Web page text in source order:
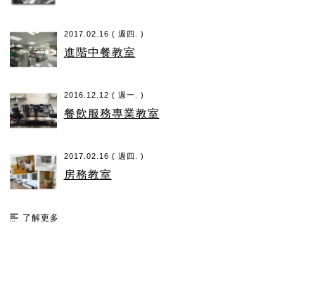
2017.02.16 ( 週四. )
進階中餐教室
2016.12.12 ( 週一. )
餐飲服務專業教室
2017.02.16 ( 週四. )
房務教室
了解更多